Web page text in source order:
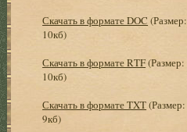
Скачать в формате DOC (Размер:
10кб)
Скачать в формате RTF(Размер:
10кб)
Скачать в формате TXT(Размер:
9кб)